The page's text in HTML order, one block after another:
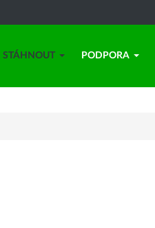
STÁHNOUT PODPORA